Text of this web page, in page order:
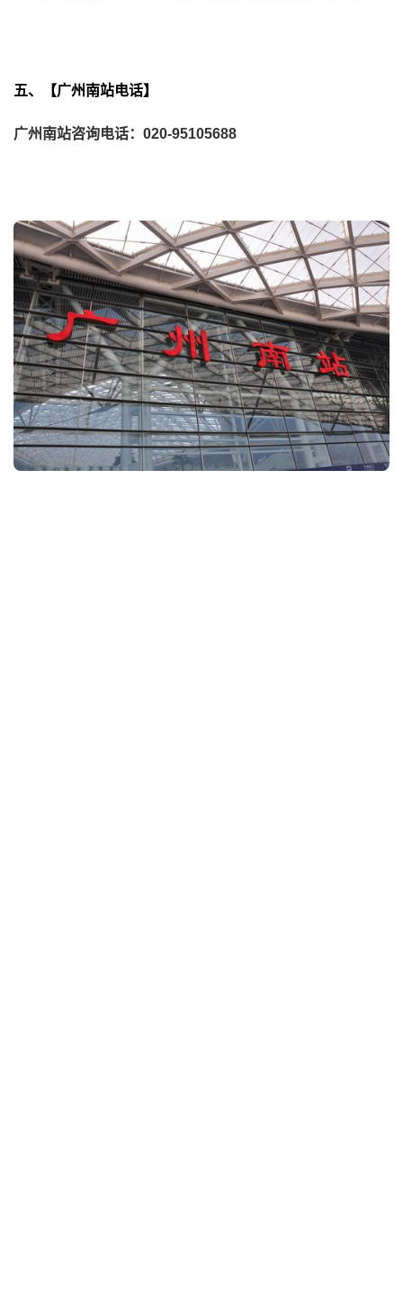
五、【广州南站电话】
广州南站咨询电话：020-95105688